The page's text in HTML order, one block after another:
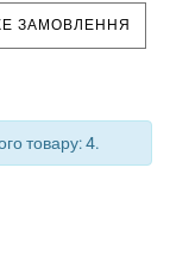
ЗАМОВЛЕННЯ
товару: 4.